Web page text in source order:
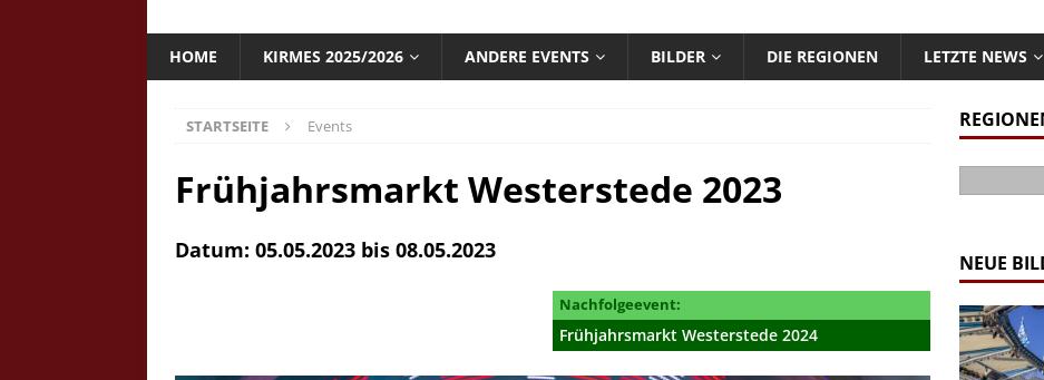
HOME KIRMES 2025/2026 ANDERE EVENTS BILDER DIE REGIONEN LETZTE NEWS
STARTSEITE Events
Frühjahrsmarkt Westerstede 2023
Datum: 05.05.2023 bis 08.05.2023
Nachfolgeevent:
Frühjahrsmarkt Westerstede 2024
NEUE